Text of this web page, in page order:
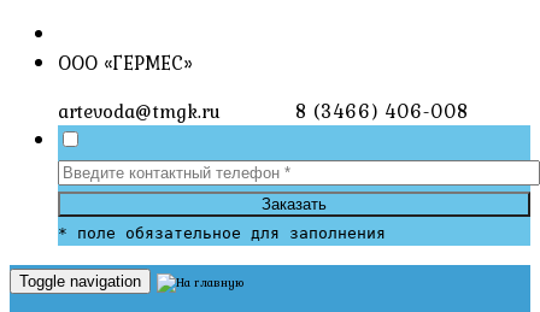
ООО «ГЕРМЕС»
artevoda@tmgk.ru
8 (3466) 406-008
Заказать
* поле обязательное для заполнения
Toggle navigation